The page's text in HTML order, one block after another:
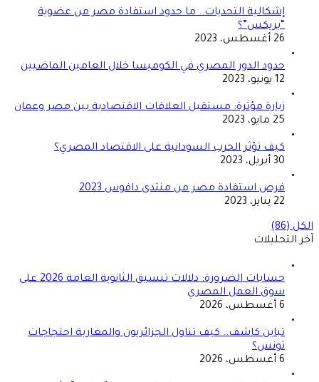
إشكالية التحديات.. ما حدود استفادة مصر من عضوية
“بريكس”؟
26 أغسطس، 2023
حدود الدور المصري في الكوميسا خلال العامين الماضيين
12 يونيو، 2023
زيارة مؤثرة: مستقبل العلاقات الاقتصادية بين مصر وعمان
25 مايو، 2023
كيف تؤثر الحرب السودانية على الاقتصاد المصري؟
30 أبريل، 2023
فرص استفادة مصر من منتدى دافوس 2023
22 يناير، 2023
الكل (86)
آخر التحليلات
حسابات الضرورة: دلالات تنسيق الثانوية العامة 2026 على
سوق العمل المصري
6 أغسطس، 2026
تباين كاشف.. كيف تناول الجزائريون والمغاربة احتجاجات
تونس؟
6 أغسطس، 2026